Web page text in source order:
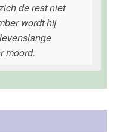
de rest niet
wordt hij
moord.